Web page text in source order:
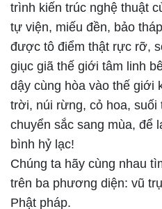
trình kiến trúc nghệ thuật
tự viện, miếu đền, bảo
được tô điểm thật rực rỡ,
giục giã thế giới tâm linh
dậy cùng hòa vào thế giới
trời, núi rừng, cỏ hoa,
chuyển sắc sang mùa, để
bình hỷ lạc!
Chúng ta hãy cùng nhau
trên ba phương diện: vũ
Phật pháp.